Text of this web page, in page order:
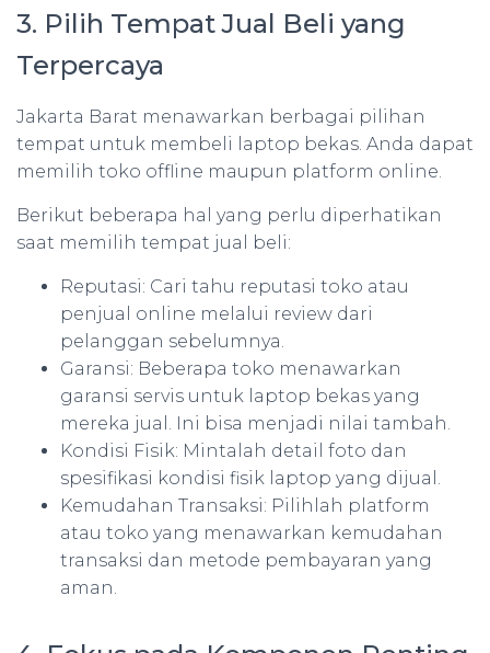
3. Pilih Tempat Jual Beli yang
Terpercaya
Jakarta Barat menawarkan berbagai pilihan
tempat untuk membeli laptop bekas. Anda dapat
memilih toko offline maupun platform online.
Berikut beberapa hal yang perlu diperhatikan
saat memilih tempat jual beli:
Reputasi: Cari tahu reputasi toko atau
penjual online melalui review dari
pelanggan sebelumnya.
Garansi: Beberapa toko menawarkan
garansi servis untuk laptop bekas yang
mereka jual. Ini bisa menjadi nilai tambah.
Kondisi Fisik: Mintalah detail foto dan
spesifikasi kondisi fisik laptop yang dijual.
Kemudahan Transaksi: Pilihlah platform
atau toko yang menawarkan kemudahan
transaksi dan metode pembayaran yang
aman.